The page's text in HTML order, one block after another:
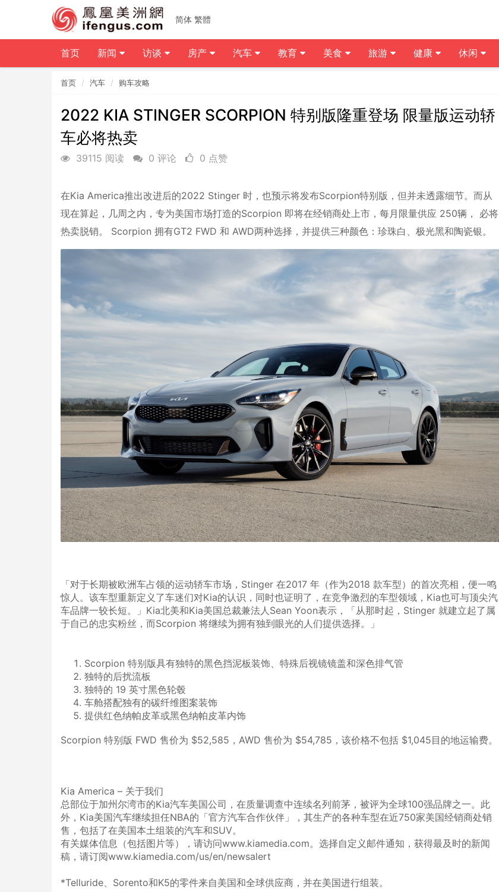
首页 汽车 购车攻略
2022 KIA STINGER SCORPION 特别版隆重登场 限量版运动轿
车必将热卖
39115 阅读 0 评论 0 点赞
在Kia America推出改进后的2022 Stinger 时，也预示将发布Scorpion特别版，但并未透露细节。而从
现在算起，几周之内，专为美国市场打造的Scorpion 即将在经销商处上市，每月限量供应 250辆， 必将
热卖脱销。 Scorpion 拥有GT2 FWD 和 AWD两种选择，并提供三种颜色：珍珠白、极光黑和陶瓷银。
「对于长期被欧洲车占领的运动轿车市场，Stinger 在2017 年（作为2018 款车型）的首次亮相，便一鸣
惊人。该车型重新定义了车迷们对Kia的认识，同时也证明了，在竞争激烈的车型领域，Kia也可与顶尖汽
车品牌一较长短。」Kia北美和Kia美国总裁兼法人Sean Yoon表示，「从那时起，Stinger 就建立起了属
于自己的忠实粉丝，而Scorpion 将继续为拥有独到眼光的人们提供选择。」
Scorpion 特别版具有独特的黑色挡泥板装饰、特殊后视镜镜盖和深色排气管
独特的后扰流板
独特的 19 英寸黑色轮毂
车舱搭配独有的碳纤维图案装饰
提供红色纳帕皮革或黑色纳帕皮革内饰
Scorpion 特别版 FWD 售价为 $52,585，AWD 售价为 $54,785，该价格不包括 $1,045目的地运输费。
Kia America – 关于我们
总部位于加州尔湾市的Kia汽车美国公司，在质量调查中连续名列前茅，被评为全球100强品牌之一。此
外，Kia美国汽车继续担任NBA的「官方汽车合作伙伴」，其生产的各种车型在近750家美国经销商处销
售，包括了在美国本土组装的汽车和SUV。
有关媒体信息（包括图片等），请访问www.kiamedia.com。选择自定义邮件通知，获得最及时的新闻
稿，请订阅www.kiamedia.com/us/en/newsalert
*Telluride、Sorento和K5的零件来自美国和全球供应商，并在美国进行组装。
简体 繁體
首页 新闻 访谈 房产 汽车 教育 美食 旅游 健康 休闲